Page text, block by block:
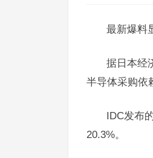
最新爆料
据日本经
半导体采购依
IDC发布
20.3%。